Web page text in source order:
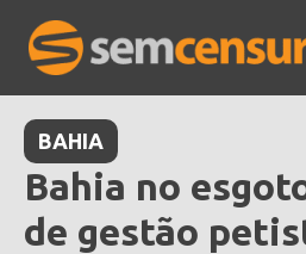
BAHIA
Bahia no
de gestão